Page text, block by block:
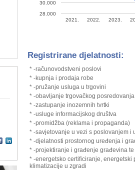
2021. 2022. 2023.
28.000
30.000
Registrirane djelatnosti:
* -računovodstveni poslovi
* -kupnja i prodaja robe
* -pružanje usluga u trgovini
* -obavljanje trgovačkog
* -zastupanje inozemnih tvrtki
* -usluge informacijskog društva
* -promidžba (reklama i propaganda)
* -savjetovanje u vezi s poslovanjem i
* -djelatnosti prostornog uređenja i
* -projektiranje i građenje građevina
* -energetsko certificiranje,
klimatizacije u zgradi